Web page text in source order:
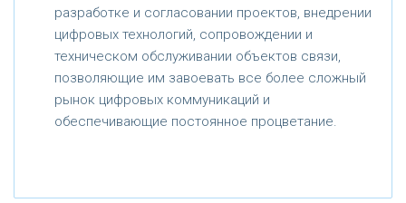
разработке и согласовании проектов, внедрении
цифровых технологий, сопровождении и
техническом обслуживании объектов связи,
позволяющие им завоевать все более сложный
рынок цифровых коммуникаций и
обеспечивающие постоянное процветание.